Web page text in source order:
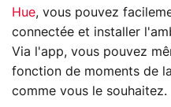
Hue, vous pouvez
connectée et installer
Via l'app, vous pouvez
fonction de moments de
comme vous le souhaitez.